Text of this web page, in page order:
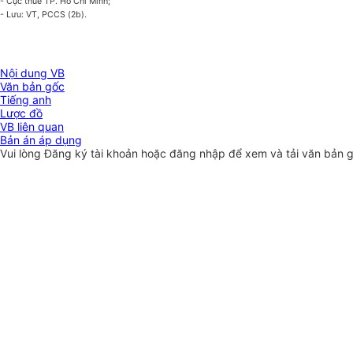
- Lưu: VT, PCCS (2b).
Nội dung VB
Văn bản gốc
Tiếng anh
Lược đồ
VB liên quan
Bản án áp dụng
Vui lòngĐăng ký tài khoản hoặc đăng nhập để xem và tải văn bản